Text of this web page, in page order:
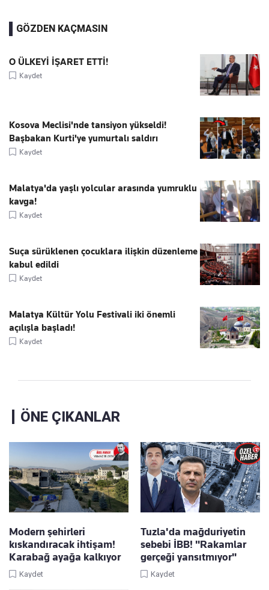
GÖZDEN KAÇMASIN
O ÜLKEYİ İŞARET ETTİ!
Kaydet
Kosova Meclisi'nde tansiyon yükseldi!
Başbakan Kurti'ye yumurtalı saldırı
Kaydet
Malatya'da yaşlı yolcular arasında yumruklu
kavga!
Kaydet
Suça sürüklenen çocuklara ilişkin düzenleme
kabul edildi
Kaydet
Malatya Kültür Yolu Festivali iki önemli
açılışla başladı!
Kaydet
ÖNE ÇIKANLAR
Modern şehirleri
kıskandıracak ihtişam!
Karabağ ayağa kalkıyor
Kaydet
Tuzla'da mağduriyetin
sebebi İBB! "Rakamlar
gerçeği yansıtmıyor"
Kaydet